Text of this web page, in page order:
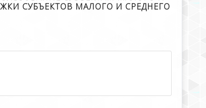
СУБЪЕКТОВ МАЛОГО И СРЕДНЕГО